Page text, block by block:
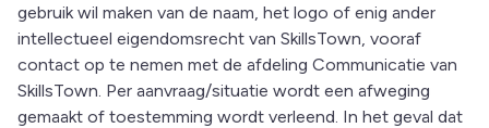
gebruik wil maken van de naam, het logo of enig ander
intellectueel eigendomsrecht van SkillsTown, vooraf
contact op te nemen met de afdeling Communicatie van
SkillsTown. Per aanvraag/situatie wordt een afweging
gemaakt of toestemming wordt verleend. In het geval dat